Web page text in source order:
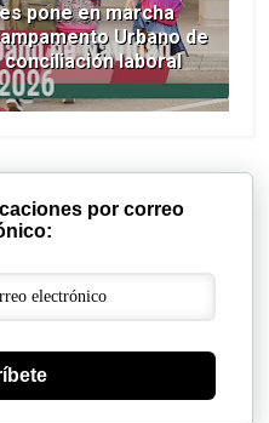
pone en marcha
Urbano de
conciliación laboral
por correo